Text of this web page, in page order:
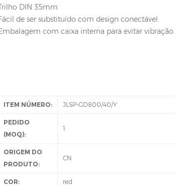
DIN 35mm
de ser substituído com design conectável
com caixa interna para evitar
ITEM NÚMERO: JLSP-GD800/40/Y
PEDIDO
(MOQ):
1
ORIGEM DO
PRODUTO:
CN
COR: red